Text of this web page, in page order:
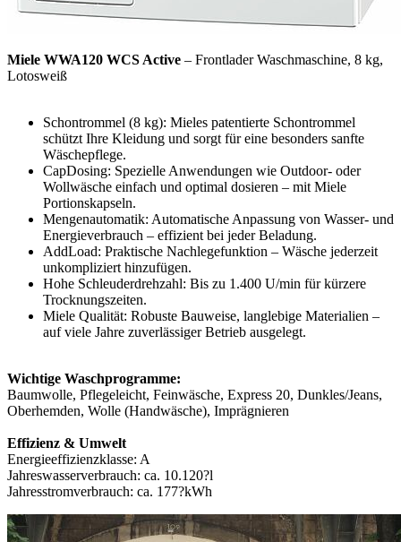
Miele WWA120 WCS Active – Frontlader Waschmaschine, 8 kg,
Lotosweiß
Schontrommel (8 kg): Mieles patentierte Schontrommel
schützt Ihre Kleidung und sorgt für eine besonders sanfte
Wäschepflege.
CapDosing: Spezielle Anwendungen wie Outdoor- oder
Wollwäsche einfach und optimal dosieren – mit Miele
Portionskapseln.
Mengenautomatik: Automatische Anpassung von Wasser- und
Energieverbrauch – effizient bei jeder Beladung.
AddLoad: Praktische Nachlegefunktion – Wäsche jederzeit
unkompliziert hinzufügen.
Hohe Schleuderdrehzahl: Bis zu 1.400 U/min für kürzere
Trocknungszeiten.
Miele Qualität: Robuste Bauweise, langlebige Materialien –
auf viele Jahre zuverlässiger Betrieb ausgelegt.
Wichtige Waschprogramme:
Baumwolle, Pflegeleicht, Feinwäsche, Express 20, Dunkles/Jeans,
Oberhemden, Wolle (Handwäsche), Imprägnieren
Effizienz & Umwelt
Energieeffizienzklasse: A
Jahreswasserverbrauch: ca. 10.120?l
Jahresstromverbrauch: ca. 177?kWh